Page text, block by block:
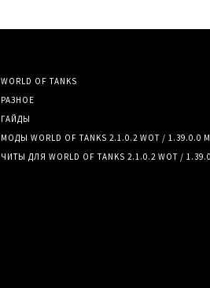
WORLD OF TANKS
РАЗНОЕ
ГАЙДЫ
МОДЫ WORLD OF TANKS 2.1.0.2 WOT / 1.39.0.0
ЧИТЫ ДЛЯ WORLD OF TANKS 2.1.0.2 WOT /